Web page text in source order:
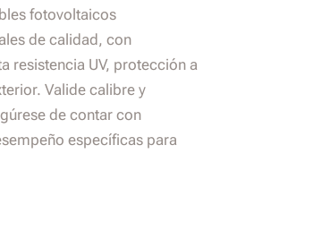
fotovoltaicos
de calidad, con
resistencia UV, protección a
Valide calibre y
de contar con
específicas para